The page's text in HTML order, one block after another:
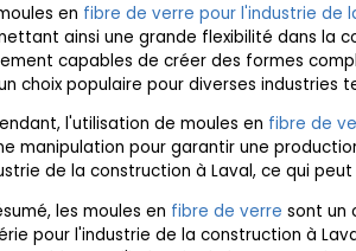
en fibre de verre pour l'industrie de
ainsi une grande flexibilité dans la
capables de créer des formes
choix populaire pour diverses industries
l'utilisation de moules en fibre de
manipulation pour garantir une
de la construction à Laval, ce qui
les moules en fibre de verre sont un
pour l'industrie de la construction à